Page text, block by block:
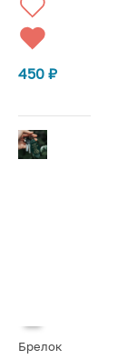
450 ₽
Брелок